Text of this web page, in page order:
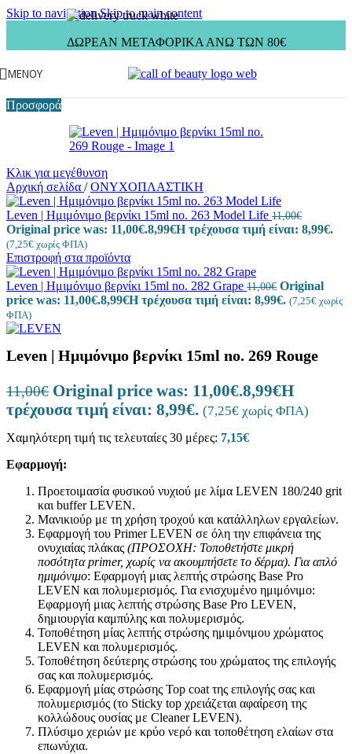
Skip to navigationSkip to main content
ΔΩΡΕΑΝ ΜΕΤΑΦΟΡΙΚΑ ΑΝΩ ΤΩΝ 80€
ΜΕΝΟΎ
Προσφορά
Κλικ για μεγέθυνση
Αρχική σελίδα / ΟΝΥΧΟΠΛΑΣΤΙΚΗ
Leven | Ημιμόνιμο βερνίκι 15ml no. 263 Model Life 11,00€
Original price was: 11,00€.8,99€Η τρέχουσα τιμή είναι: 8,99€.
(7,25€ χωρίς ΦΠΑ)
Επιστροφή στα προϊόντα
Leven | Ημιμόνιμο βερνίκι 15ml no. 282 Grape 11,00€ Original
price was: 11,00€.8,99€Η τρέχουσα τιμή είναι: 8,99€. (7,25€ χωρίς
ΦΠΑ)
Leven | Ημιμόνιμο βερνίκι 15ml no. 269 Rouge
11,00€ Original price was: 11,00€.8,99€Η
τρέχουσα τιμή είναι: 8,99€. (7,25€ χωρίς ΦΠΑ)
Χαμηλότερη τιμή τις τελευταίες 30 μέρες: 7,15€
Εφαρμογή:
Προετοιμασία φυσικού νυχιού με λίμα LEVEN 180/240 grit
και buffer LEVEN.
Μανικιούρ με τη χρήση τροχού και κατάλληλων εργαλείων.
Εφαρμογή του Primer LEVEN σε όλη την επιφάνεια της
ονυχιαίας πλάκας (ΠΡΟΣΟΧΗ: Τοποθετήστε μικρή
ποσότηταprimer, χωρίς να ακουμπήσετε το δέρμα). Για απλό
ημιμόνιμο: Εφαρμογή μιας λεπτής στρώσης Base Pro
LEVEN και πολυμερισμός. Για ενισχυμένο ημιμόνιμο:
Εφαρμογή μιας λεπτής στρώσης Base Pro LEVEN,
δημιουργία καμπύλης και πολυμερισμός.
Τοποθέτηση μίας λεπτής στρώσης ημιμόνιμου χρώματος
LEVEN και πολυμερισμός.
Τοποθέτηση δεύτερης στρώσης του χρώματος της επιλογής
σας και πολυμερισμός.
Εφαρμογή μίας στρώσης Top coat της επιλογής σας και
πολυμερισμός (το Sticky top χρειάζεται αφαίρεση της
κολλώδους ουσίας με Cleaner LEVEN).
Πλύσιμο χεριών με κρύο νερό και τοποθέτηση ελαίων στα
επωνύχια.